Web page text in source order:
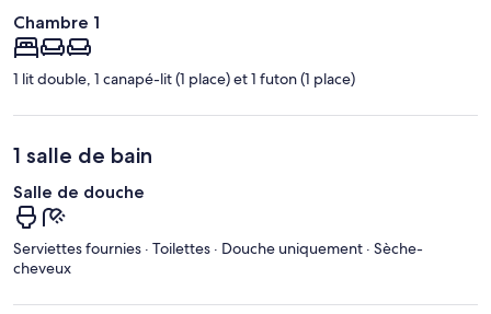
Chambre 1
1 lit double, 1 canapé-lit (1 place) et 1 futon (1 place)
1 salle de bain
Salle de douche
Serviettes fournies · Toilettes · Douche uniquement · Sèche-
cheveux